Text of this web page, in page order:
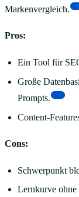
Markenvergleich.
Pros:
Ein Tool für
Große
Prompts.
Content-
Cons:
Schwerpunkt
Lernkurve